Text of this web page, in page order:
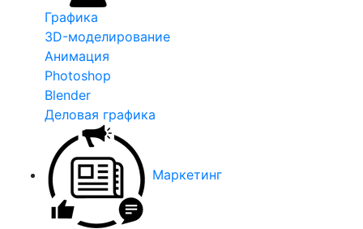
Графика
3D-моделирование
Анимация
Photoshop
Blender
Деловая графика
Маркетинг